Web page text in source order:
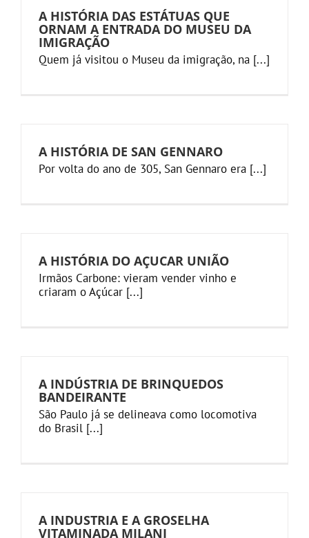
A HISTÓRIA DAS ESTÁTUAS QUE
ORNAM A ENTRADA DO MUSEU DA
IMIGRAÇÃO
Quem já visitou o Museu da imigração, na [...]
A HISTÓRIA DE SAN GENNARO
Por volta do ano de 305, San Gennaro era [...]
A HISTÓRIA DO AÇUCAR UNIÃO
Irmãos Carbone: vieram vender vinho e
criaram o Açúcar [...]
A INDÚSTRIA DE BRINQUEDOS
BANDEIRANTE
São Paulo já se delineava como locomotiva
do Brasil [...]
A INDUSTRIA E A GROSELHA
VITAMINADA MILANI